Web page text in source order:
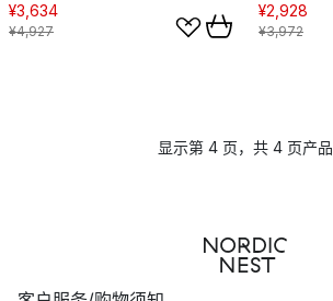
¥3,634
¥4,927
¥2,928
¥3,972
显示第 4 页，共 4 页产品